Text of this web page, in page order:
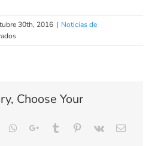
30th, 2016 | Noticias de
en
Surf
Choose Your
Whatsapp
Google+Tumblr Pinterest
Vk Email